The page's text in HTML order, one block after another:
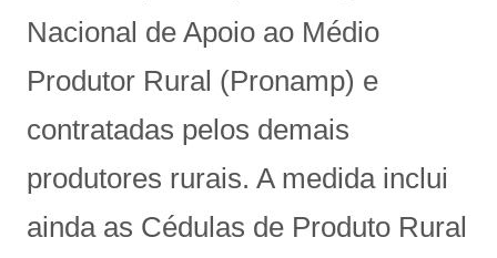
Nacional de Apoio ao Médio
Produtor Rural (Pronamp) e
contratadas pelos demais
produtores rurais. A medida inclui
ainda as Cédulas de Produto Rural